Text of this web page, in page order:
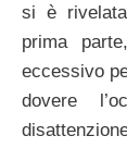
si è
prima
eccessivo
dovere